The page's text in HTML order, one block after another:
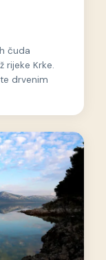
čuda
rijeke Krke.
drvenim